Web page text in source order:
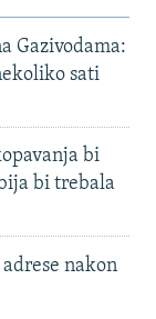
Gazivodama:
sati
bi
bi trebala
nakon